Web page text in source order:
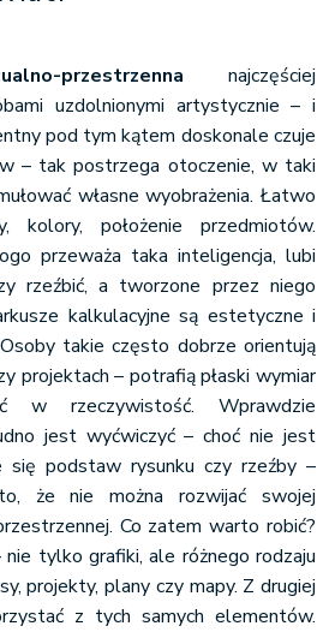
przestrzenna najczęściej
uzdolnionymi artystycznie – i
pod tym kątem doskonale czuje
– tak postrzega otoczenie, w taki
własne wyobrażenia. Łatwo
kolory, położenie przedmiotów.
przeważa taka inteligencja, lubi
rzeźbić, a tworzone przez niego
kalkulacyjne są estetyczne i
takie często dobrze orientują
projektach – potrafią płaski wymiar
w rzeczywistość. Wprawdzie
jest wyćwiczyć – choć nie jest
się podstaw rysunku czy rzeźby –
że nie można rozwijać swojej
Co zatem warto robić?
tylko grafiki, ale różnego rodzaju
projekty, plany czy mapy. Z drugiej
z tych samych elementów.